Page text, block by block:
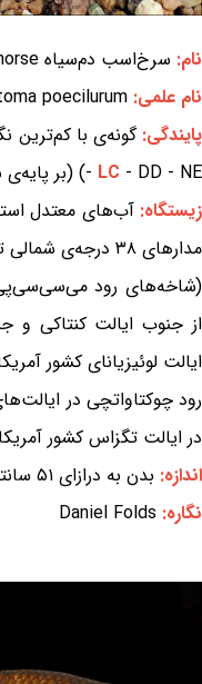
نام: سرخ‌اسب دم‌سیاه Blacktail redhorse
نام علمی: poecilurum
پایندگی:
- LC - DD - NE) (بر پایه‌ی سیاهه‌ی سرخ IUCN)
زیستگاه:آب‌های معتدل
(شاخه‌های رود
از جنوب ایالت کنتاکی و
ایالت لوئیزیانای کشور
رود چوکتاواتچی در
در ایالت تگزاس کشور
اندازه: بدن به درازای ۵۱ سانتی‌متر
نگاره: Daniel Folds